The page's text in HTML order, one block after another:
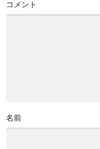
コメント
名前